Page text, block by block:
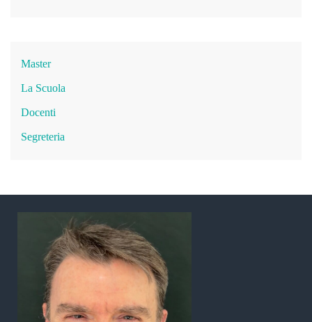
Master
La Scuola
Docenti
Segreteria